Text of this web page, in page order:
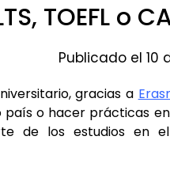
TOEFL o
Publicado el 10
gracias a
país o hacer prácticas
de los estudios en